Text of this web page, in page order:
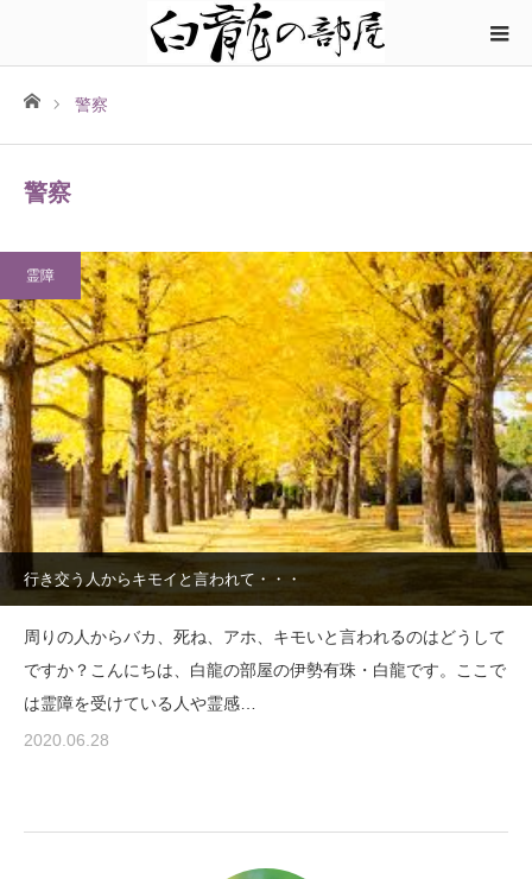
ホーム警察
警察
霊障
行き交う人からキモイと言われて・・・
周りの人からバカ、死ね、アホ、キモいと言われるのはどうして
ですか？こんにちは、白龍の部屋の伊勢有珠・白龍です。ここで
は霊障を受けている人や霊感…
2020.06.28